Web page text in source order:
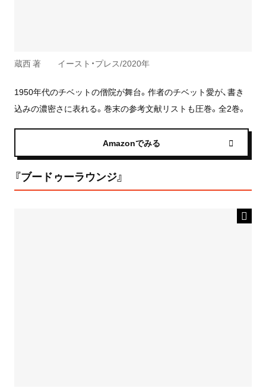
蔵西 著 イースト・プレス/2020年
1950年代のチベットの僧院が舞台。作者のチベット愛が、書き
込みの濃密さに表れる。巻末の参考文献リストも圧巻。全2巻。
Amazonでみる
『ブードゥーラウンジ』